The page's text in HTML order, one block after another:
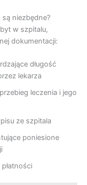
niezbędne?
w szpitalu,
dokumentacji:
długość
lekarza
leczenia i jego
ze szpitala
poniesione